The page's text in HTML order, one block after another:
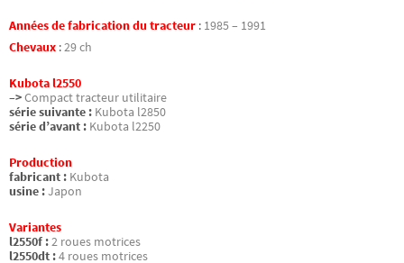
Années de fabrication du tracteur : 1985 – 1991
Chevaux :29 ch
Kubota l2550
–>Compact tracteur utilitaire
série suivante : Kubota l2850
série d’avant : Kubota l2250
Production
fabricant : Kubota
usine :Japon
Variantes
l2550f :2 roues motrices
l2550dt :4 roues motrices